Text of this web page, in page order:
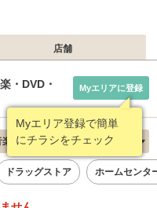
店舗
・DVD・
Myエリア登録で簡単
にチラシをチェック
Myエリアに登録
・映画・ゲーム 新着順
ドラッグストア ホームセンタ